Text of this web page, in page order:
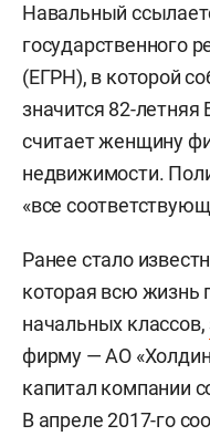
Навальный
государственного
(ЕГРН), в которой
значится 82-
считает женщину
недвижимости.
«все
Ранее стало
которая всю жизнь
начальных классов,
фирму — АО
капитал компании
В апреле 2017-го